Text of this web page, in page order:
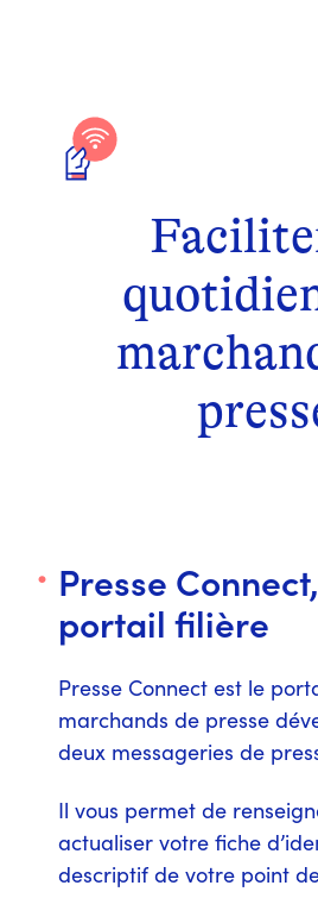
Presse
portail filière
Presse Connect est le
marchands de presse
deux messageries de
Il vous permet de
actualiser votre fiche
descriptif de votre point